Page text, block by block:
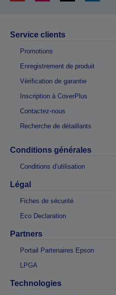
Service clients
Promotions
Enregistrement de produit
Vérification de garantie
Inscription à CoverPlus
Contactez-nous
Recherche de détaillants
Conditions générales
Conditions d’utilisation
Légal
Fiches de sécurité
Eco Declaration
Partners
Portail Partenaires Epson
LPGA
Technologies